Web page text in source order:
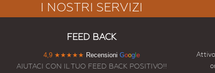
I NOSTRI SERVIZI
FEED BACK
4,9 ★★★★★ Recensioni Googl e
AIUTACI CON IL TUO FEED BACK POSITIVO!!
Attivo